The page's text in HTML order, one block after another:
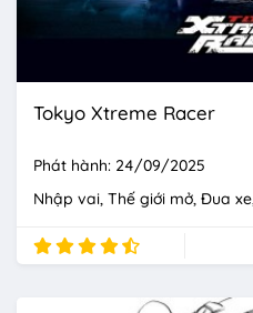
Tokyo Xtreme Racer
Phát hành: 24/09/2025
Nhập vai Thế giới mở Đua xe